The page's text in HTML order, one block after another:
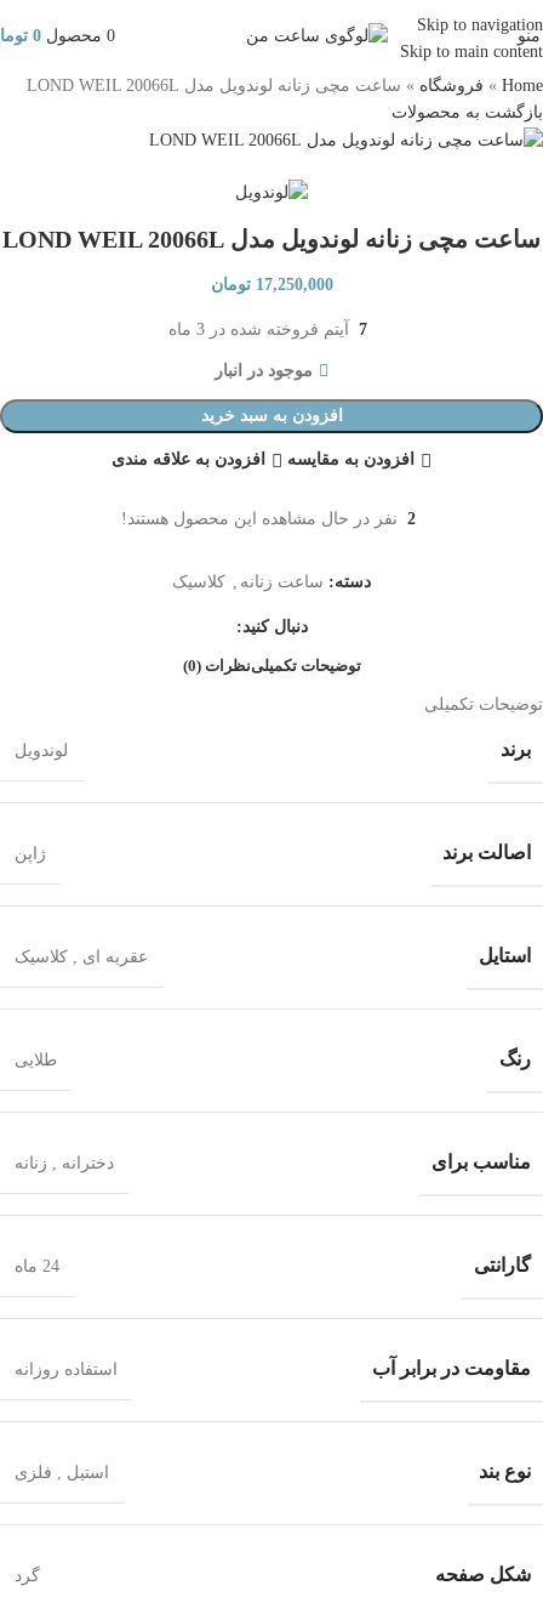
Skip to navigation
Skip to main content
منو 0 محصول 0
Home
» فروشگاه » ساعت مچی زنانه لوندویل مدل LOND WEIL 20066L
بازگشت به محصولات
ساعت مچی زنانه لوندویل مدل LOND WEIL 20066L
17,250,000 تومان
7 آیتم فروخته شده در 3 ماه
موجود در انبار
افزودن به سبد خرید
افزودن به مقایسه افزودن به علاقه مندی
2 نفر در حال مشاهده این محصول هستند!
دسته: ساعت زنانه کلاسیک
دنبال کنید:
توضیحات تکمیلینظرات (0)
توضیحات تکمیلی
برند لوندویل
اصالت برند ژاپن
استایل عقربه ای کلاسیک
رنگ طلایی
مناسب برای دخترانه زنانه
گارانتی 24 ماه
مقاومت در برابر آب استفاده روزانه
نوع بند استیل فلزی
شکل صفحه گرد